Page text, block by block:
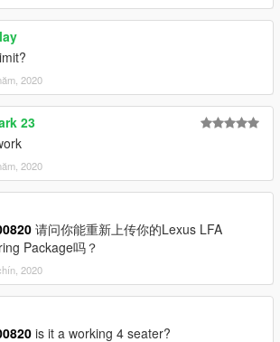
2020
23
2020
请问你能重新上传你的Lexus LFA
Package吗？
2020
is it a working 4 seater?